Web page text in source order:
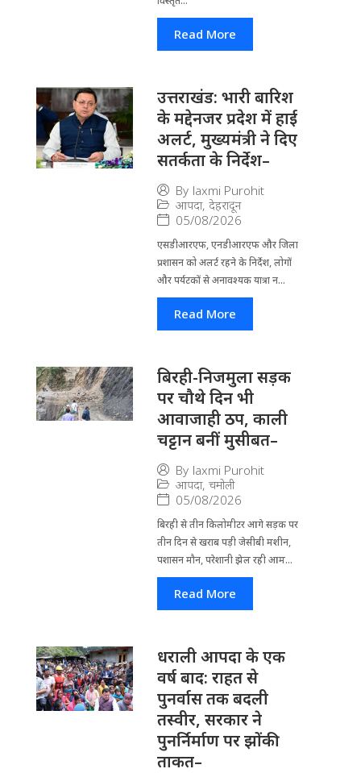
Read More
उत्तराखंड: भारी बारिश
के मद्देनजर प्रदेश में हाई
अलर्ट, मुख्यमंत्री ने दिए
सतर्कता के निर्देश–
By laxmi Purohit
आपदा, देहरादून
05/08/2026
एसडीआरएफ, एनडीआरएफ और जिला
प्रशासन को अलर्ट रहने के निर्देश, लोगों
और पर्यटकों से अनावश्यक यात्रा न...
Read More
बिरही-निजमुला सड़क
पर चौथे दिन भी
आवाजाही ठप, काली
चट्टान बनीं मुसीबत–
By laxmi Purohit
आपदा, चमोली
05/08/2026
बिरही से तीन किलोमीटर आगे सड़क पर
तीन दिन से खराब पड़ी जेसीबी मशीन,
पशासन मौन, परेशानी झेल रही आम...
Read More
धराली आपदा के एक
वर्ष बाद: राहत से
पुनर्वास तक बदली
तस्वीर, सरकार ने
पुनर्निर्माण पर झोंकी
ताकत–